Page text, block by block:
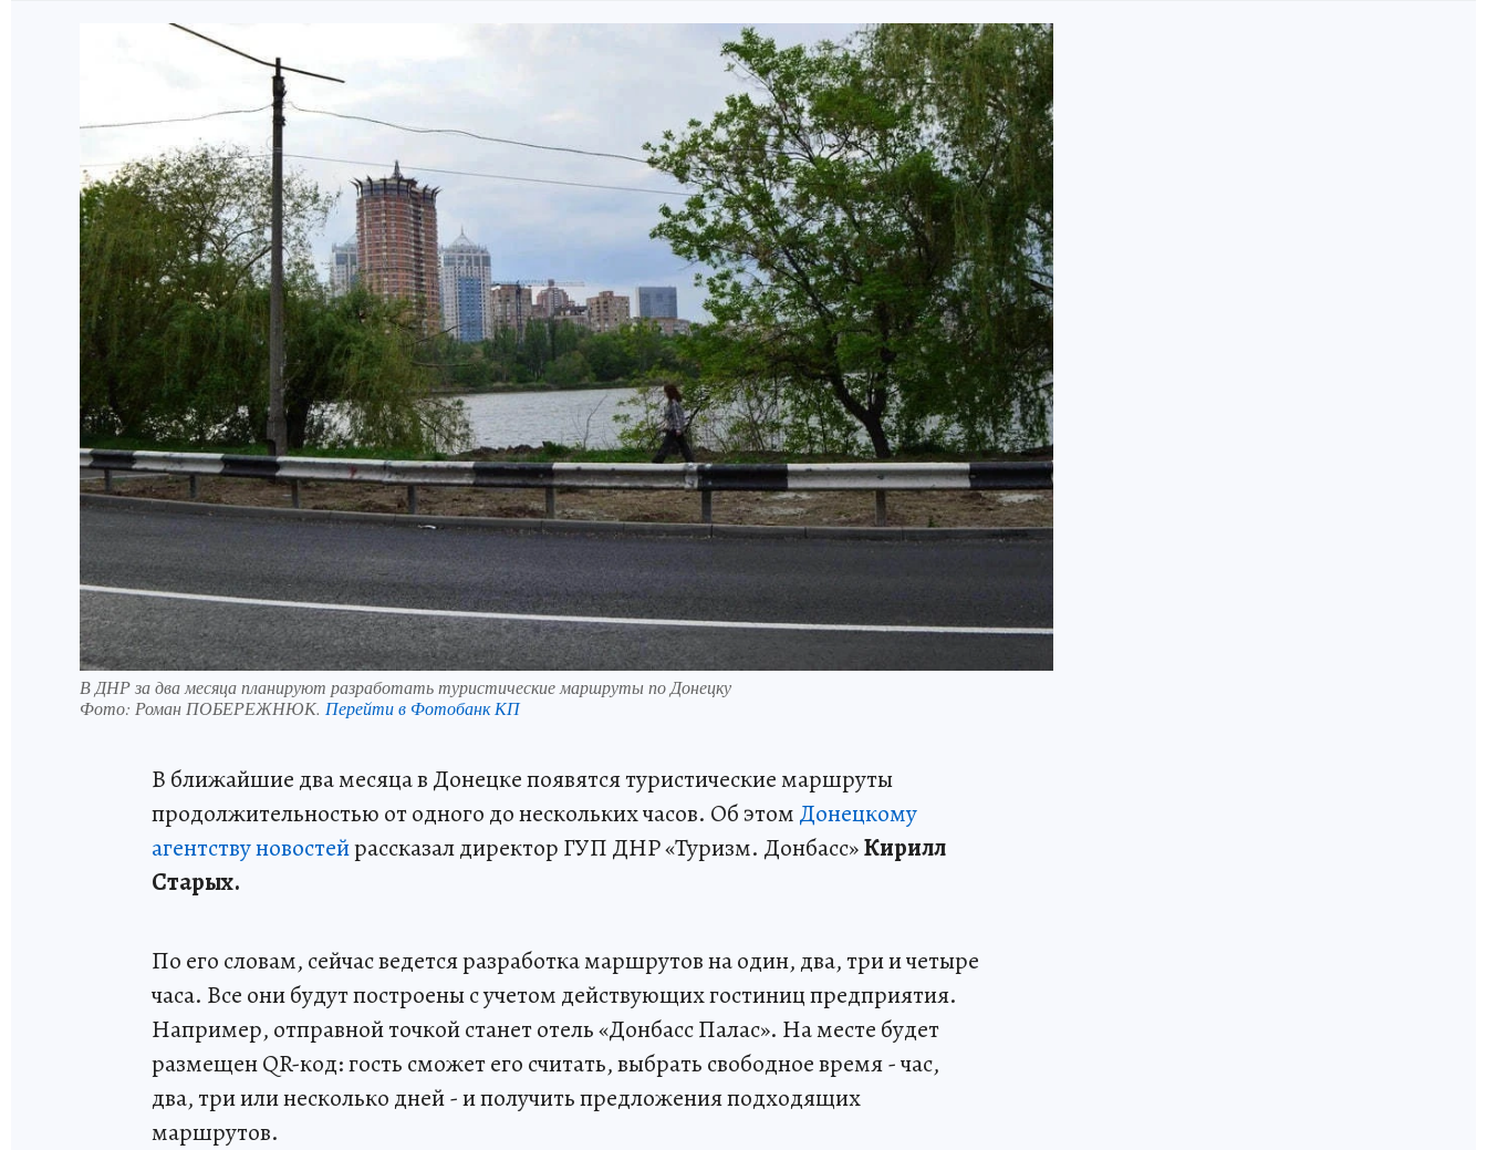
В ДНР за два месяца планируют разработать туристические маршруты по Донецку
Фото: Роман ПОБЕРЕЖНЮК. Перейти в Фотобанк КП
В ближайшие два месяца в Донецке появятся туристические маршруты
продолжительностью от одного до нескольких часов. Об этом Донецкому
агентству новостейрассказал директор ГУП ДНР «Туризм. Донбасс»Кирилл
Старых.
По его словам, сейчас ведется разработка маршрутов на один, два, три и четыре
часа. Все они будут построены с учетом действующих гостиниц предприятия.
Например, отправной точкой станет отель «Донбасс Палас». На месте будет
размещен QR-код: гость сможет его считать, выбрать свободное время - час,
два, три или несколько дней - и получить предложения подходящих
маршрутов.